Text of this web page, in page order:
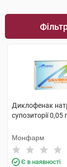
Диклофенак
супозиторії 0,05
Монфарм
Є в наявності